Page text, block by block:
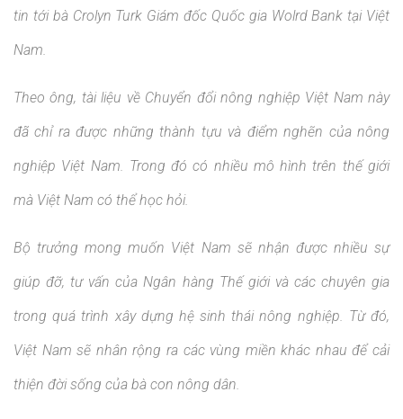
tin tới bà Crolyn Turk Giám đốc Quốc gia Wolrd Bank tại Việt
Nam.
Theo ông, tài liệu về Chuyển đổi nông nghiệp Việt Nam này
đã chỉ ra được những thành tựu và điểm nghẽn của nông
nghiệp Việt Nam. Trong đó có nhiều mô hình trên thế giới
mà Việt Nam có thể học hỏi.
Bộ trưởng mong muốn Việt Nam sẽ nhận được nhiều sự
giúp đỡ, tư vấn của Ngân hàng Thế giới và các chuyên gia
trong quá trình xây dựng hệ sinh thái nông nghiệp. Từ đó,
Việt Nam sẽ nhân rộng ra các vùng miền khác nhau để cải
thiện đời sống của bà con nông dân.